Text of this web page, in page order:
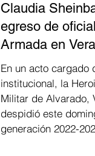
Claudia
egreso de
Armada en
En un acto cargado
institucional, la
Militar de Alvarado,
despidió este
generación 2022-